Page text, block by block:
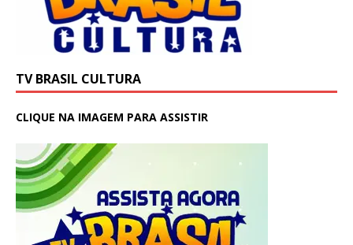
TV BRASIL CULTURA
CLIQUE NA IMAGEM PARA ASSISTIR